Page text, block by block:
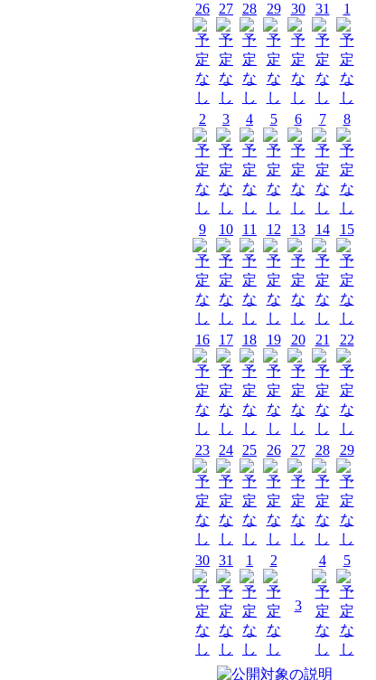
26
27 28 29 30 31 1
2 3 4 5 6 7 8
9 10 11 12 13 14 15
16 17 18 19 20 21 22
23 24 25 26 27 28 29
30 31 1 2
3
4 5